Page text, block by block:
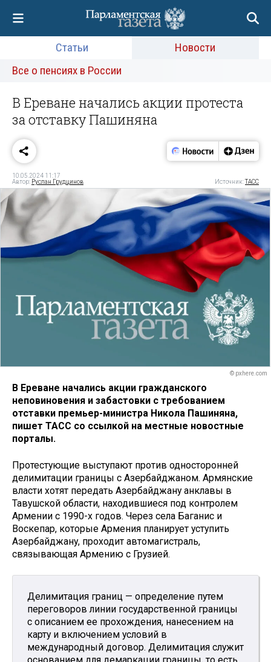
Статьи
Новости
Все о пенсиях в России
В Ереване начались акции протеста
за отставку Пашиняна
10.05.2024 11:17
Автор: Руслан Грудцинов Источник:ТАСС
© pxhere.com
В Ереване начались акции гражданского
неповиновения и забастовки с требованием
отставки премьер-министра Никола Пашиняна,
пишет ТАСС со ссылкой на местные новостные
порталы.
Протестующие выступают против односторонней
делимитации границы с Азербайджаном. Армянские
власти хотят передать Азербайджану анклавы в
Тавушской области, находившиеся под контролем
Армении с 1990-х годов. Через села Баганис и
Воскепар, которые Армения планирует уступить
Азербайджану, проходит автомагистраль,
связывающая Армению с Грузией.
Делимитация границ — определение путем
переговоров линии государственной границы
с описанием ее прохождения, нанесением на
карту и включением условий в
международный договор. Делимитация служит